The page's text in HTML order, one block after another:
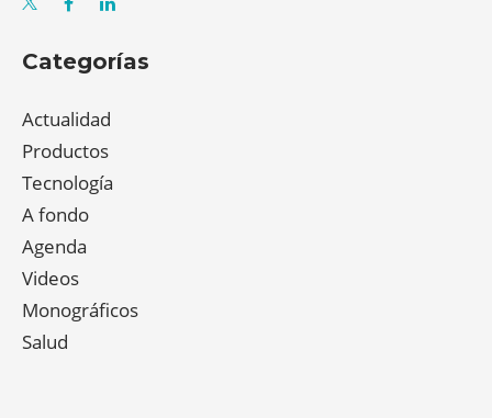
Categorías
Actualidad
Productos
Tecnología
A fondo
Agenda
Videos
Monográficos
Salud